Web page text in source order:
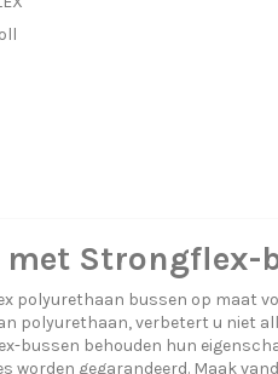
Strongflex-
polyurethaan bussen op maat
polyurethaan, verbetert u niet
bussen behouden hun
worden gegarandeerd. Maak